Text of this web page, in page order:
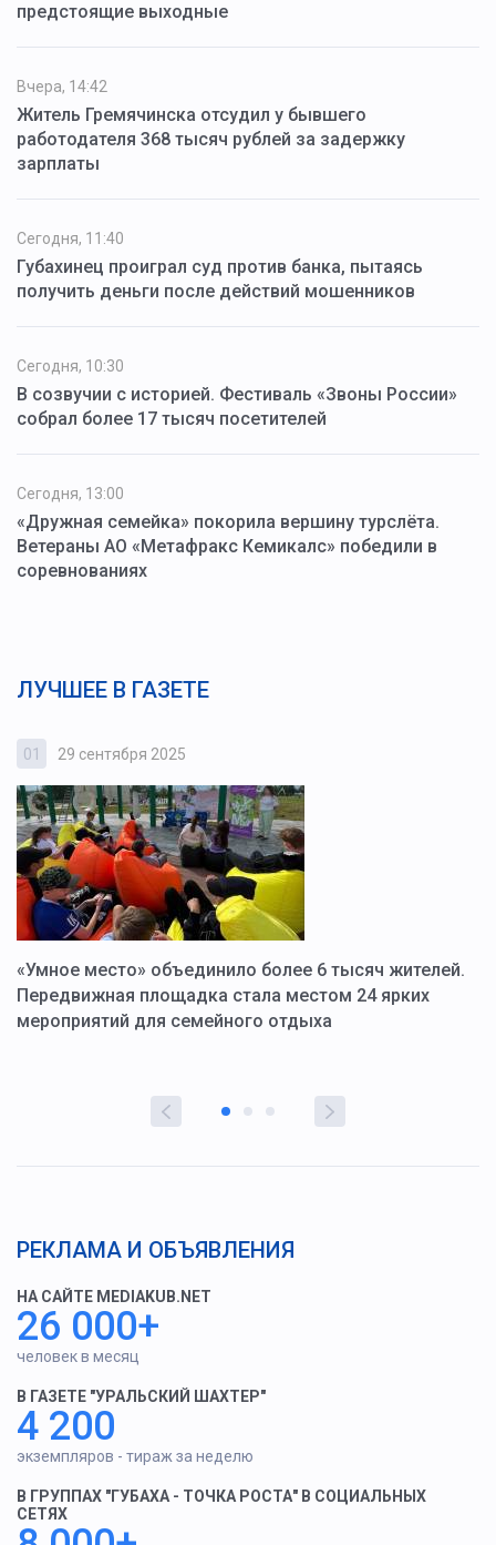
предстоящие выходные
Вчера, 14:42
Житель Гремячинска отсудил у бывшего
работодателя 368 тысяч рублей за задержку
зарплаты
Сегодня, 11:40
Губахинец проиграл суд против банка, пытаясь
получить деньги после действий мошенников
Сегодня, 10:30
В созвучии с историей. Фестиваль «Звоны России»
собрал более 17 тысяч посетителей
Сегодня, 13:00
«Дружная семейка» покорила вершину турслёта.
Ветераны АО «Метафракс Кемикалс» победили в
соревнованиях
ЛУЧШЕЕ В ГАЗЕТЕ
01 29 сентября 2025
«Умное место» объединило более 6 тысяч жителей.
Передвижная площадка стала местом 24 ярких
мероприятий для семейного отдыха
РЕКЛАМА И ОБЪЯВЛЕНИЯ
НА САЙТЕ MEDIAKUB.NET
26 000+
человек в месяц
В ГАЗЕТЕ "УРАЛЬСКИЙ ШАХТЕР"
4 200
экземпляров - тираж за неделю
В ГРУППАХ "ГУБАХА - ТОЧКА РОСТА" В СОЦИАЛЬНЫХ
СЕТЯХ